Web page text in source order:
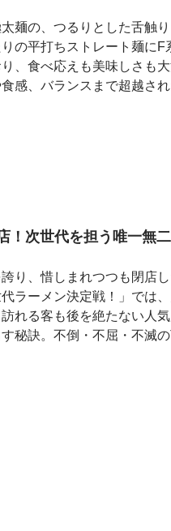
麺の、つるりとした舌触
の平打ちストレート麺に
、食べ応えも美味しさも
感、バランスまで超越さ
！次世代を担う唯一無
り、惜しまれつつも閉店
ラーメン決定戦！」では
れる客も後を絶たない人
秘訣。不倒・不屈・不滅の